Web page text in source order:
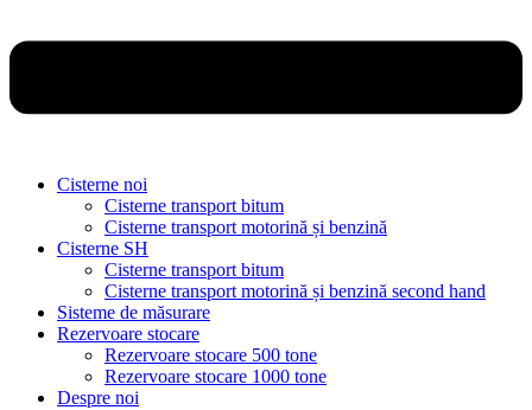
Cisterne noi
Cisterne transport bitum
Cisterne transport motorină și benzină
Cisterne SH
Cisterne transport bitum
Cisterne transport motorină și benzină second hand
Sisteme de măsurare
Rezervoare stocare
Rezervoare stocare 500 tone
Rezervoare stocare 1000 tone
Despre noi